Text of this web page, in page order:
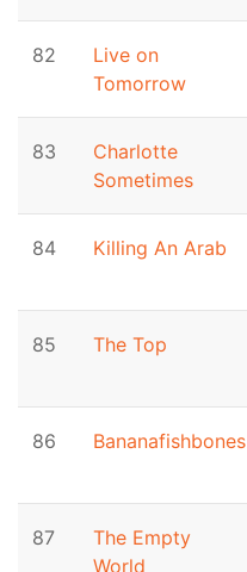
82
Live on
Tomorrow
83
Charlotte
Sometimes
84 Killing An Arab
85 The Top
86 Bananafishbones
87
The Empty
World